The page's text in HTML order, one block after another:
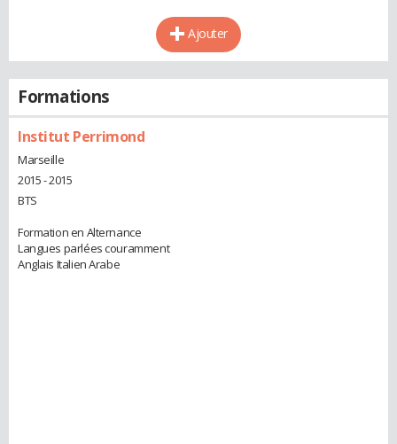
Ajouter
Formations
Institut Perrimond
Marseille
2015 - 2015
BTS
Formation en Alternance
Langues parlées couramment
Anglais Italien Arabe